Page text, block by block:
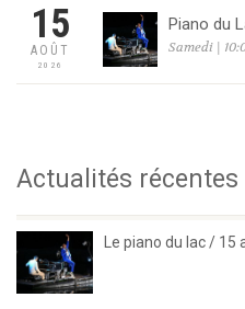
15
AOÛT
2026
Piano du
Samedi |
Actualités récentes
Le piano du lac / 15